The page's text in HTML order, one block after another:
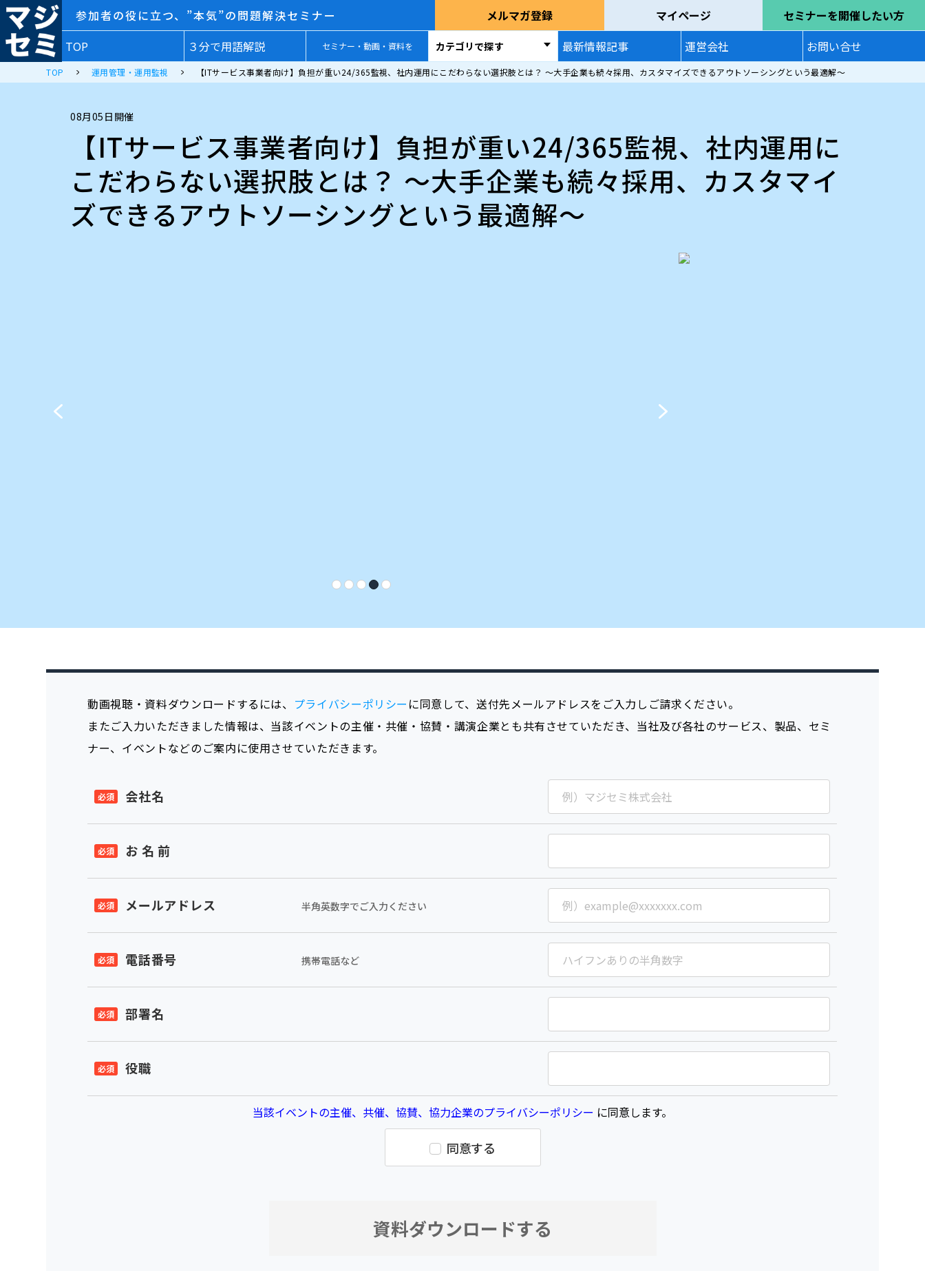
参加者の役に立つ、”本気”の問題解決セミナー メルマガ登録 マイページ
セミナーを開催したい方
TOP
３分で用語解説 セミナー・動画・資料を カテゴリで探す 最新情報記事 運営会社 お問い合せ
TOP 運用管理・運用監視 【ITサービス事業者向け】負担が重い24/365監視、社内運用にこだわらない選択肢とは？ ～大手企業も続々採用、カスタマイズできるアウトソーシングという最適解～
08月05日開催
【ITサービス事業者向け】負担が重い24/365監視、社内運用に
こだわらない選択肢とは？ ～大手企業も続々採用、カスタマイ
ズできるアウトソーシングという最適解～
動画視聴・資料ダウンロードするには、 プライバシーポリシー に同意して、送付先メールアドレスをご入力しご請求ください。
またご入力いただきました情報は、当該イベントの主催・共催・協賛・講演企業とも共有させていただき、当社及び各社のサービス、製品、セミ
ナー、イベントなどのご案内に使用させていただきます。
会社名
お 名 前
メールアドレス 半角英数字でご入力ください
電話番号 携帯電話など
部署名
役職
当該イベントの主催、共催、協賛、協力企業のプライバシーポリシー に同意します。
同意する